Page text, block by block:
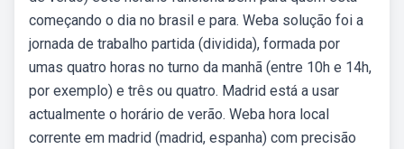
começando o dia no brasil e para. Weba solução foi a
jornada de trabalho partida (dividida), formada por
umas quatro horas no turno da manhã (entre 10h e 14h,
por exemplo) e três ou quatro. Madrid está a usar
actualmente o horário de verão. Weba hora local
corrente em madrid (madrid, espanha) com precisão